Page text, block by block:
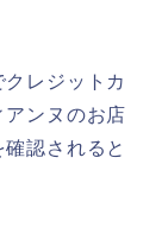
レジットカ
ンヌのお店
認されると